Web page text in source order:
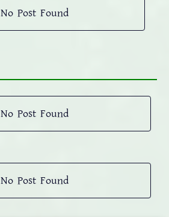
No Post Found
No Post Found
No Post Found